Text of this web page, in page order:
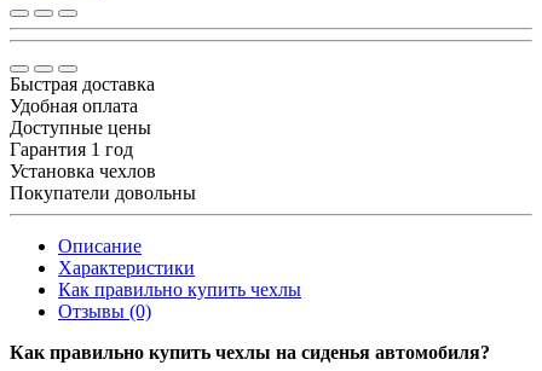
Быстрая доставка
Удобная оплата
Доступные цены
Гарантия 1 год
Установка чехлов
Покупатели довольны
Описание
Характеристики
Как правильно купить чехлы
Отзывы (0)
Как правильно купить чехлы на сиденья автомобиля?